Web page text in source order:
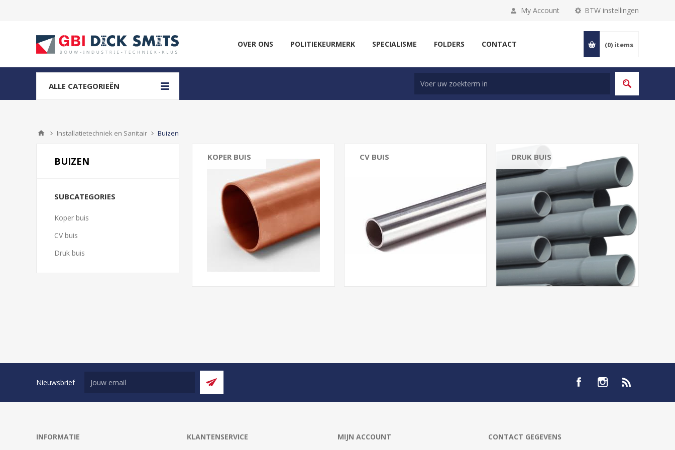
BTW instellingen
My Account
OVER ONS POLITIEKEURMERK SPECIALISME FOLDERS CONTACT (0) items
ALLE CATEGORIEËN
Installatietechniek en Sanitair Buizen
KOPER BUIS CV BUIS DRUK BUIS
BUIZEN
SUBCATEGORIES
Koper buis
CV buis
Druk buis
Nieuwsbrief
INFORMATIE KLANTENSERVICE MIJN ACCOUNT CONTACT GEGEVENS